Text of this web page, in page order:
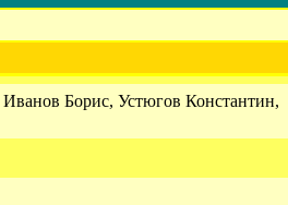
Борис, Устюгов Константин,